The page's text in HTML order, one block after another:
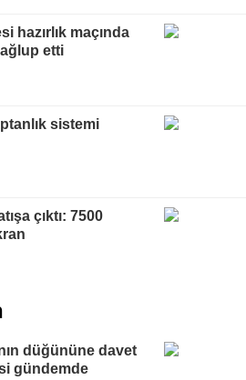
hazırlık maçında
etti
sistemi
çıktı: 7500
düğününe davet
gündemde